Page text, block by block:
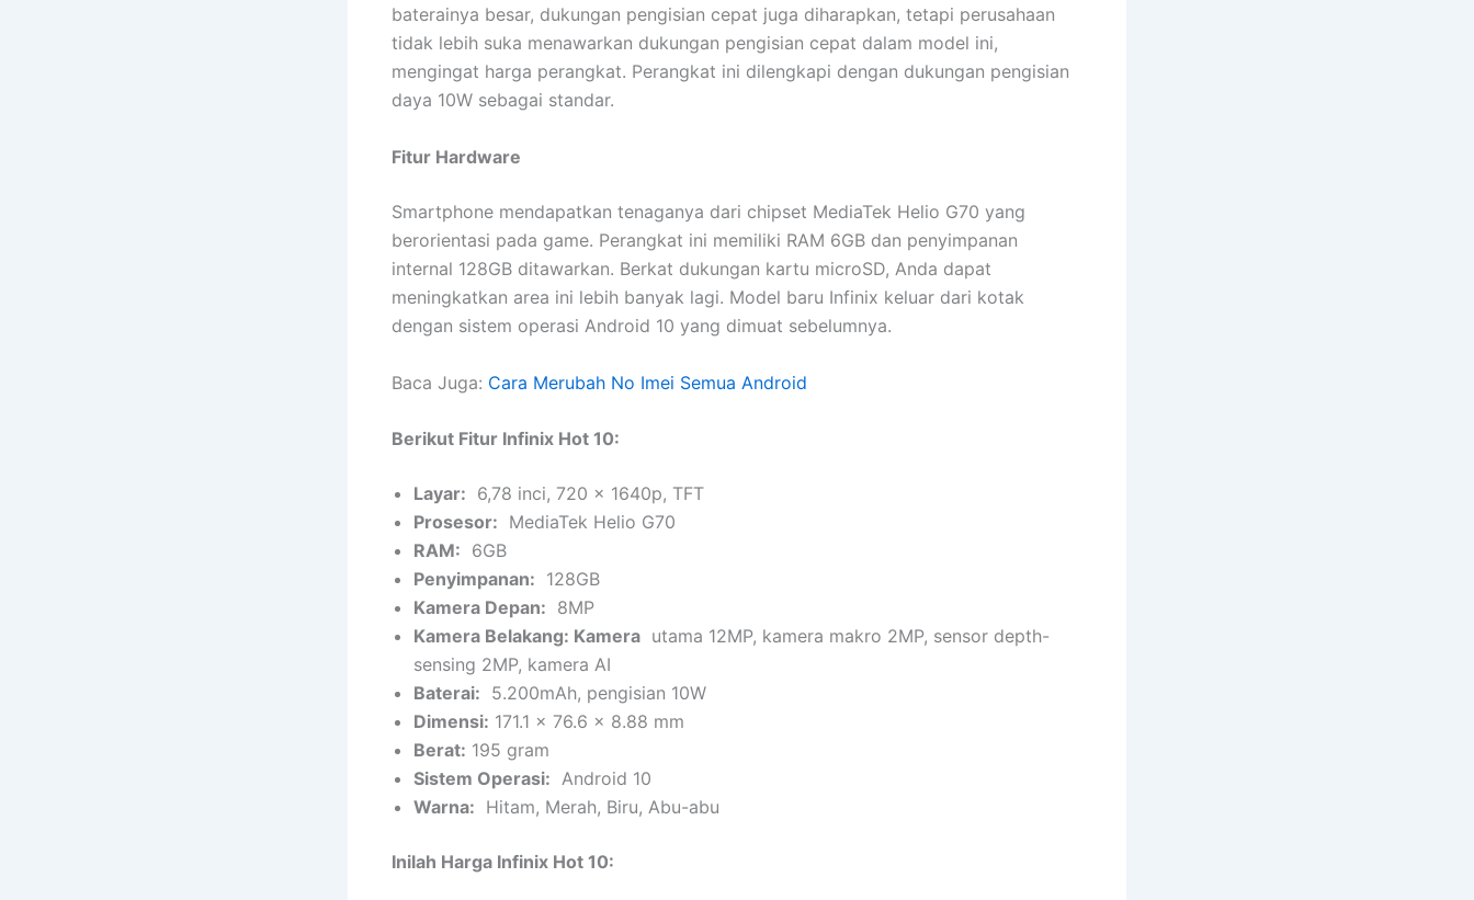
baterainya besar, dukungan pengisian cepat juga diharapkan, tetapi perusahaan
tidak lebih suka menawarkan dukungan pengisian cepat dalam model ini,
mengingat harga perangkat. Perangkat ini dilengkapi dengan dukungan pengisian
daya 10W sebagai standar.
Fitur Hardware
Smartphone mendapatkan tenaganya dari chipset MediaTek Helio G70 yang
berorientasi pada game. Perangkat ini memiliki RAM 6GB dan penyimpanan
internal 128GB ditawarkan. Berkat dukungan kartu microSD, Anda dapat
meningkatkan area ini lebih banyak lagi. Model baru Infinix keluar dari kotak
dengan sistem operasi Android 10 yang dimuat sebelumnya.
Baca Juga: Cara Merubah No Imei Semua Android
Berikut Fitur Infinix Hot 10:
Layar: 6,78 inci, 720 x 1640p, TFT
Prosesor: MediaTek Helio G70
RAM: 6GB
Penyimpanan: 128GB
Kamera Depan: 8MP
Kamera Belakang: Kamera utama 12MP, kamera makro 2MP, sensor depth-
sensing 2MP, kamera AI
Baterai: 5.200mAh, pengisian 10W
Dimensi: 171.1 x 76.6 x 8.88 mm
Berat: 195 gram
Sistem Operasi: Android 10
Warna: Hitam, Merah, Biru, Abu-abu
Inilah Harga Infinix Hot 10: